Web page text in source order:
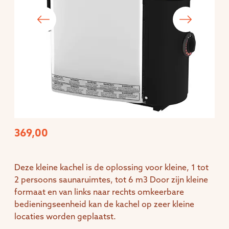
369,00
Deze kleine kachel is de oplossing voor kleine, 1 tot
2 persoons saunaruimtes, tot 6 m3 Door zijn kleine
formaat en van links naar rechts omkeerbare
bedieningseenheid kan de kachel op zeer kleine
locaties worden geplaatst.